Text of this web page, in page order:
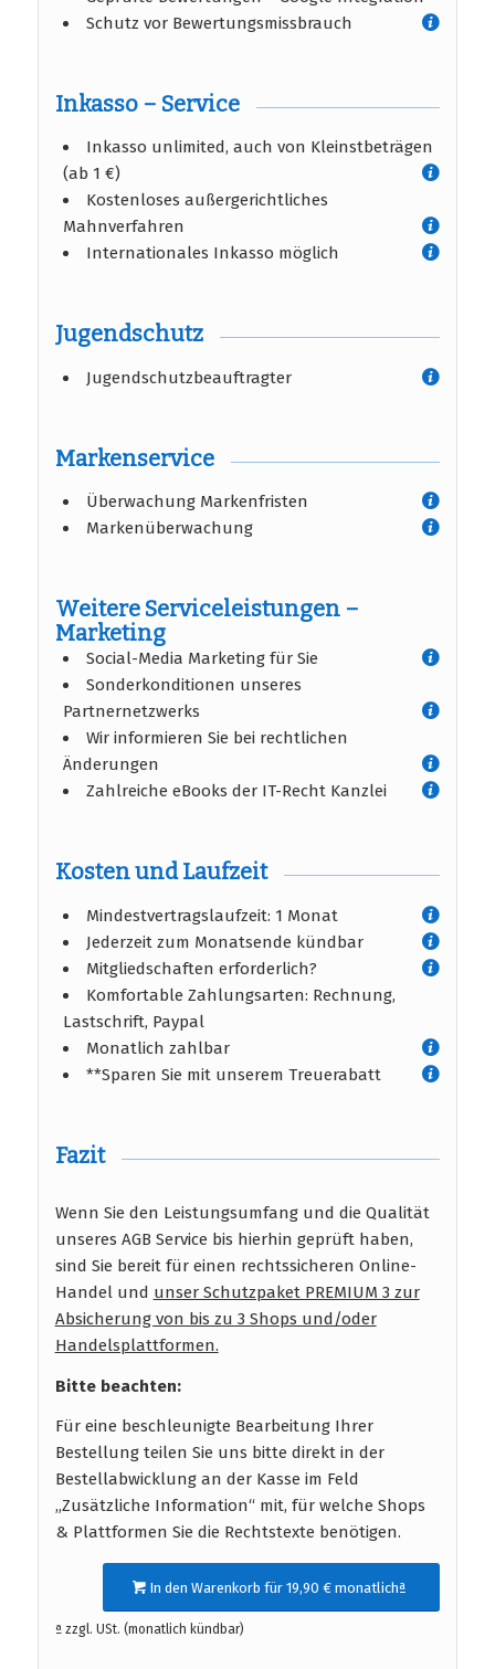
Schutz vor Bewertungsmissbrauch
Inkasso – Service
Inkasso unlimited, auch von Kleinstbeträgen
(ab 1 €)
Kostenloses außergerichtliches
Mahnverfahren
Internationales Inkasso möglich
Jugendschutz
Jugendschutzbeauftragter
Markenservice
Überwachung Markenfristen
Markenüberwachung
Weitere Serviceleistungen –
Marketing
Social-Media Marketing für Sie
Sonderkonditionen unseres
Partnernetzwerks
Wir informieren Sie bei rechtlichen
Änderungen
Zahlreiche eBooks der IT-Recht Kanzlei
Kosten und Laufzeit
Mindestvertragslaufzeit: 1 Monat
Jederzeit zum Monatsende kündbar
Mitgliedschaften erforderlich?
Komfortable Zahlungsarten: Rechnung,
Lastschrift, Paypal
Monatlich zahlbar
**Sparen Sie mit unserem Treuerabatt
Fazit
Wenn Sie den Leistungsumfang und die Qualität
unseres AGB Service bis hierhin geprüft haben,
sind Sie bereit für einen rechtssicheren Online-
Handel und unser Schutzpaket PREMIUM 3 zur
Absicherung von bis zu 3 Shops und/oder
Handelsplattformen.
Bitte beachten:
Für eine beschleunigte Bearbeitung Ihrer
Bestellung teilen Sie uns bitte direkt in der
Bestellabwicklung an der Kasse im Feld
„Zusätzliche Information“ mit, für welche Shops
& Plattformen Sie die Rechtstexte benötigen.
In den Warenkorb für 19,90 € monatlichª
ª zzgl. USt. (monatlich kündbar)